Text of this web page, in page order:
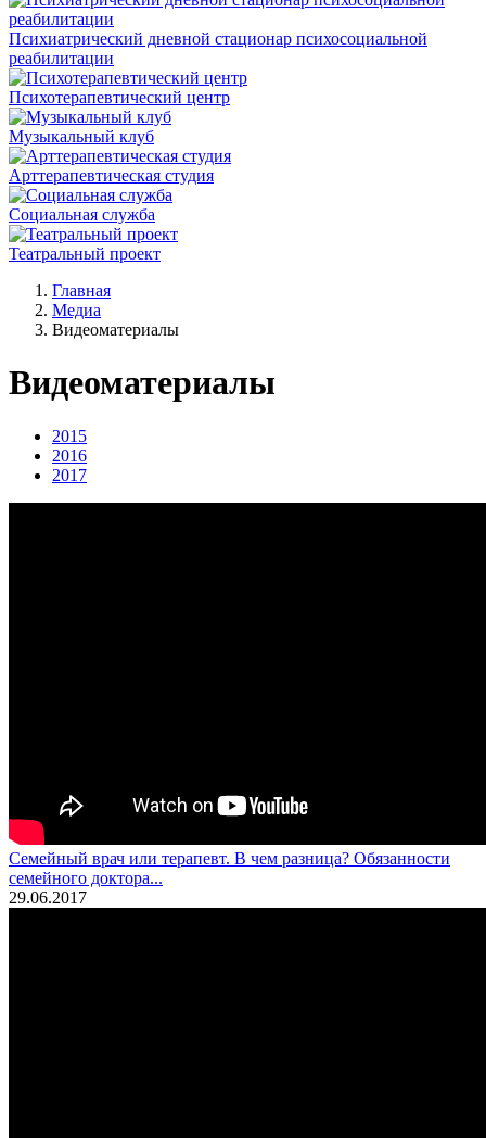
Психиатрический дневной стационар психосоциальной
реабилитации
Психотерапевтический центр
Музыкальный клуб
Арттерапевтическая студия
Социальная служба
Театральный проект
Главная
Медиа
Видеоматериалы
Видеоматериалы
2015
2016
2017
Семейный врач или терапевт. В чем разница? Обязанности
семейного доктора...
29.06.2017